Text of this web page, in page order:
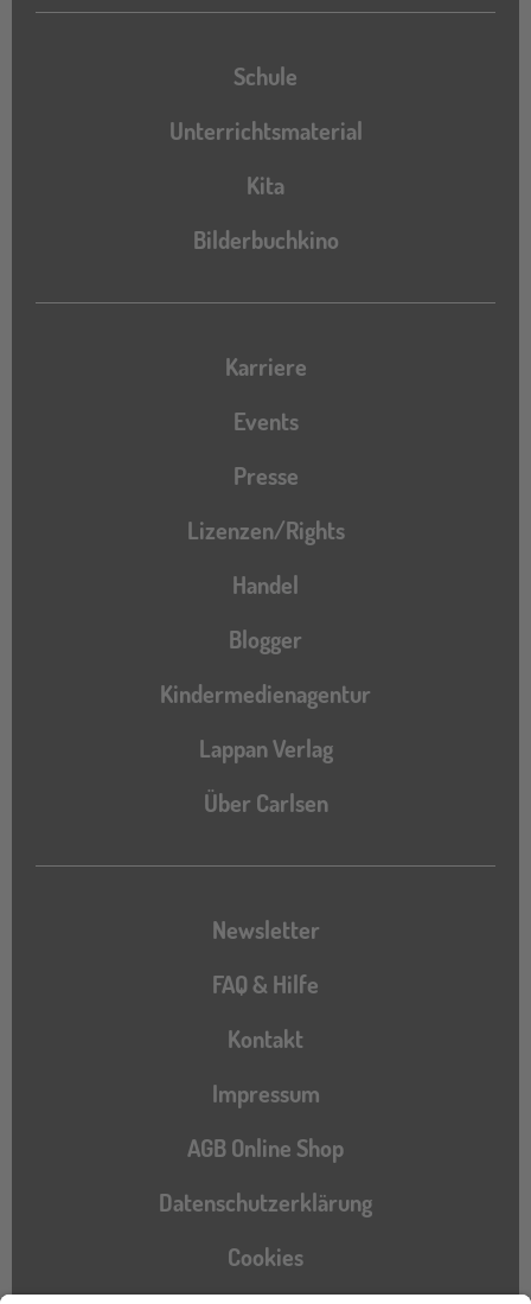
Schule
Unterrichtsmaterial
Kita
Bilderbuchkino
Karriere
Events
Presse
Lizenzen/Rights
Handel
Blogger
Kindermedienagentur
Lappan Verlag
Über Carlsen
Newsletter
FAQ & Hilfe
Kontakt
Impressum
AGB Online Shop
Datenschutzerklärung
Cookies